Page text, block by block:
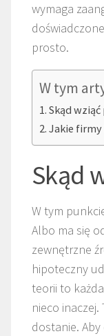
wymaga
doświadczone
prosto.
W tym
Skąd
Jakie
Skąd
W tym
Albo ma się
zewnętrzne
hipoteczny
teorii to
nieco
dostanie.